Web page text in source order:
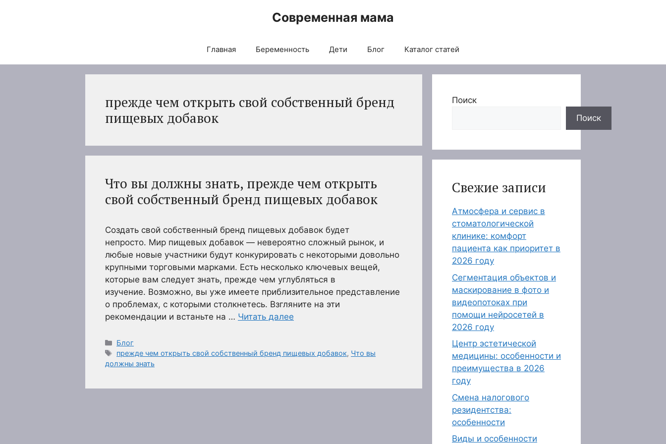
Современная мама
Главная Беременность Дети Блог Каталог статей
прежде чем открыть свой собственный бренд
пищевых добавок
Что вы должны знать, прежде чем открыть
свой собственный бренд пищевых добавок
Создать свой собственный бренд пищевых добавок будет
непросто. Мир пищевых добавок — невероятно сложный рынок, и
любые новые участники будут конкурировать с некоторыми довольно
крупными торговыми марками. Есть несколько ключевых вещей,
которые вам следует знать, прежде чем углубляться в
изучение. Возможно, вы уже имеете приблизительное представление
о проблемах, с которыми столкнетесь. Взгляните на эти
рекомендации и встаньте на … Читать далее
Рубрики
Блог
Метки
прежде чем открыть свой собственный бренд пищевых добавок, Что вы
должны знать
Поиск
Поиск
Свежие записи
Атмосфера и сервис в
стоматологической
клинике: комфорт
пациента как приоритет в
2026 году
Сегментация объектов и
маскирование в фото и
видеопотоках при
помощи нейросетей в
2026 году
Центр эстетической
медицины: особенности и
преимущества в 2026
году
Смена налогового
резидентства:
особенности
Виды и особенности